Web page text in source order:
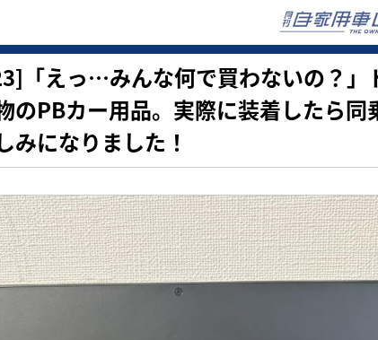
「えっ…みんな何で買わないの？」
のPBカー用品。実際に装着したら同
みになりました！